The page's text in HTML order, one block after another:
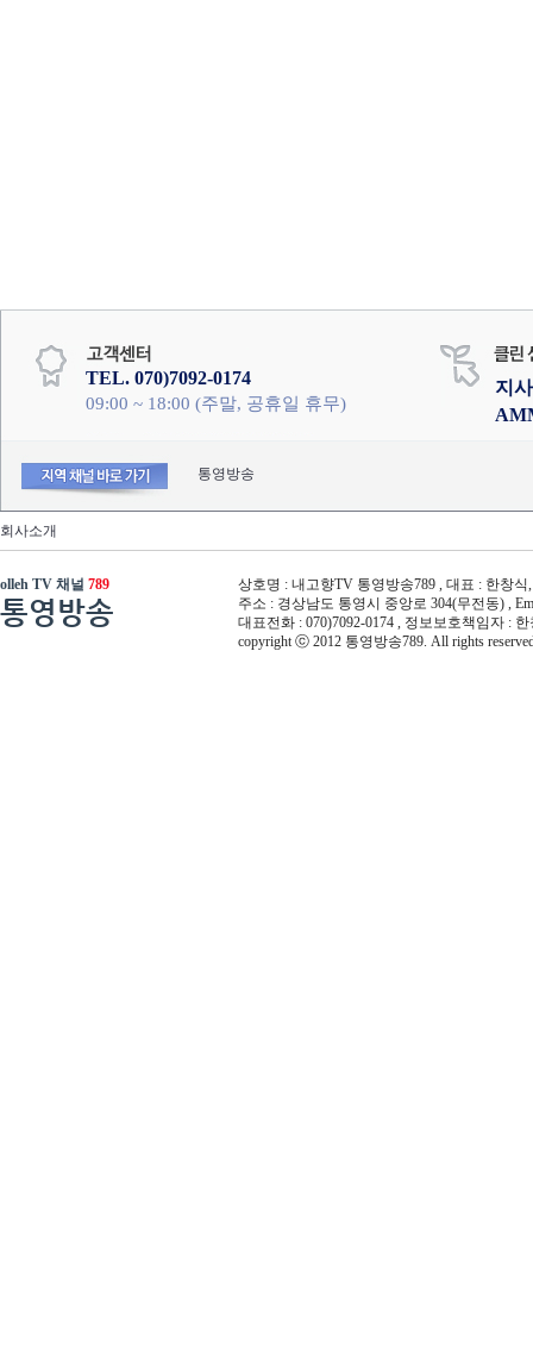
TEL. 070)7092-0174
09:00 ~ 18:00 (주말, 공휴일 휴무)
지
통영방송
회사소개
olleh TV 채널 789
통영방송
상호명 : 내고향TV 통영방송789 , 대표 : 한창식
주소 : 경상남도 통영시 중앙로 304(무전동) ,
대표전화 : 070)7092-0174 , 정보보호책임자 :
copyright ⓒ 2012 통영방송789. All rights